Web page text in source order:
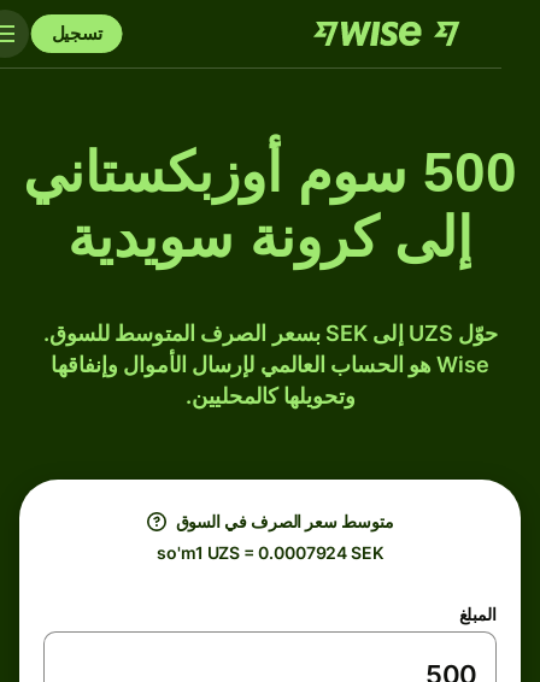
تسجيل
500 سوم أوزبكستاني
إلى كرونة سويدية
حوّل UZS إلى SEK بسعر الصرف المتوسط للسوق.
Wise هو الحساب العالمي لإرسال الأموال وإنفاقها
وتحويلها كالمحليين.
متوسط ​​سعر الصرف في السوق
so'm1 UZS = 0.0007924 SEK
المبلغ